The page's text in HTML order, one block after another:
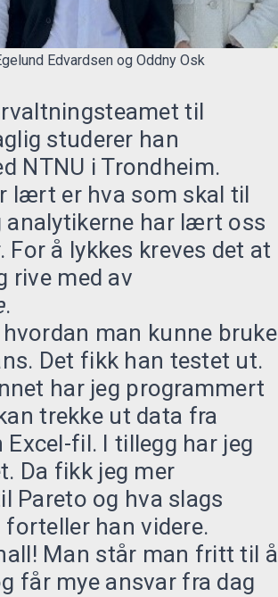
Edvardsen og Oddny Osk
til
studerer han
NTNU i Trondheim.
lært er hva som skal til
analytikerne har lært oss
å lykkes kreves det at
rive med av
.
man kunne bruke
Det fikk han testet ut.
har jeg programmert
trekke ut data fra
fil. I tillegg har jeg
Da fikk jeg mer
Pareto og hva slags
forteller han videre.
Man står man fritt til å
får mye ansvar fra dag